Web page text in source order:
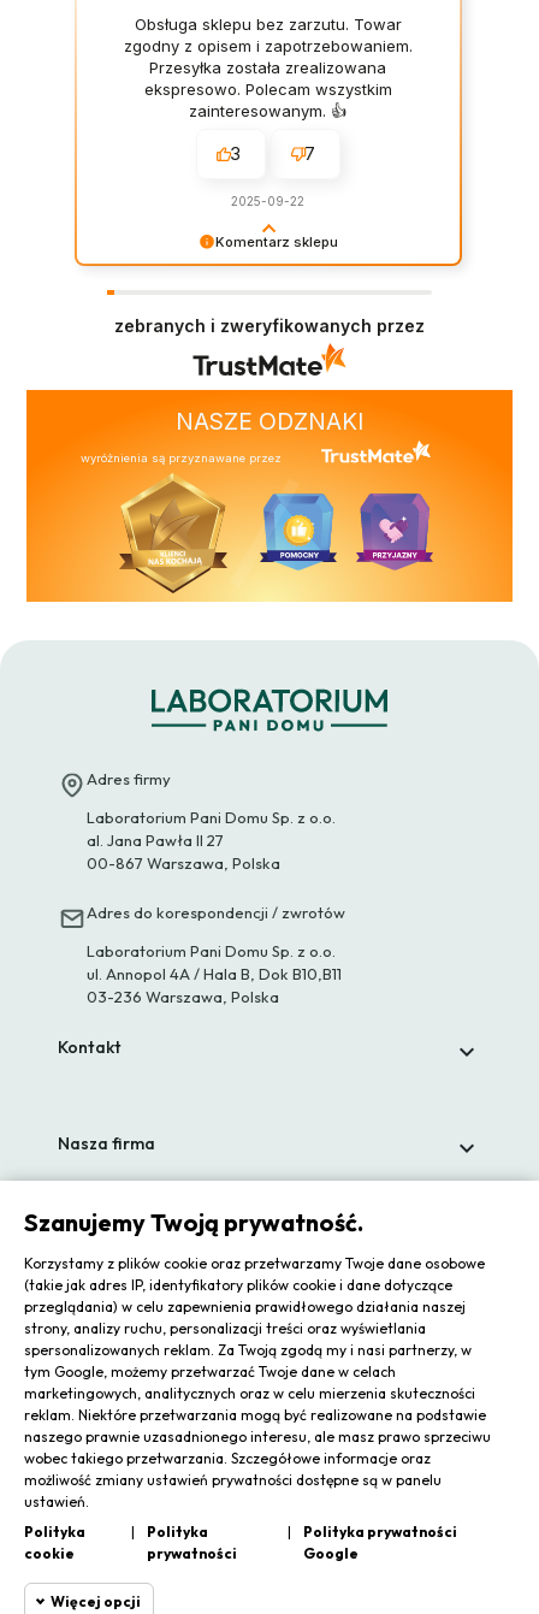
Komentarz sklepu
klienta i Twoja recenzja potwierdza nasze
wysiłki - dziękujemy raz jeszcze i mamy nadzieję
- do szybkiego zobaczenia!
Obsługa sklepu bez zarzutu. Towar
zgodny z opisem i zapotrzebowaniem.
Przesyłka została zrealizowana
ekspresowo. Polecam wszystkim
zainteresowanym. 👍️
3 7
2025-09-22
zebranych i zweryfikowanych przez
NASZE ODZNAKI
wyróżnienia są przyznawane przez
Adres firmy
Laboratorium Pani Domu Sp. z o.o.
al. Jana Pawła II 27
00-867 Warszawa, Polska
Adres do korespondencji / zwrotów
Laboratorium Pani Domu Sp. z o.o.
ul. Annopol 4A / Hala B, Dok B10,B11
03-236 Warszawa, Polska
Kontakt 
Nasza firma 
Regulaminy i informacje
Zapisz się do newslettera
Zgadzam się na przetwarzanie moich danych osobowych
Subskrybuj
Szanujemy Twoją prywatność.
Korzystamy z plików cookie oraz przetwarzamy Twoje dane osobowe
(takie jak adres IP, identyfikatory plików cookie i dane dotyczące
przeglądania) w celu zapewnienia prawidłowego działania naszej
strony, analizy ruchu, personalizacji treści oraz wyświetlania
spersonalizowanych reklam. Za Twoją zgodą my i nasi partnerzy, w
tym Google, możemy przetwarzać Twoje dane w celach
marketingowych, analitycznych oraz w celu mierzenia skuteczności
reklam. Niektóre przetwarzania mogą być realizowane na podstawie
naszego prawnie uzasadnionego interesu, ale masz prawo sprzeciwu
wobec takiego przetwarzania. Szczegółowe informacje oraz
możliwość zmiany ustawień prywatności dostępne są w panelu
ustawień.
Polityka
cookie
|
Polityka
prywatności
|
Polityka prywatności
Google
Więcej opcji
Odstąp od umowy tutaj